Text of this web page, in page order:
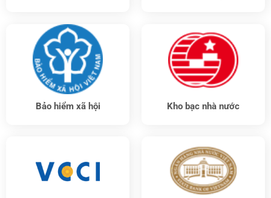
Bảo hiểm xã hội Kho bạc nhà nước